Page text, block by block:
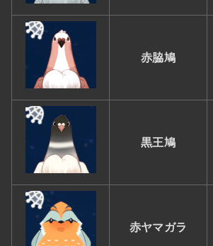
赤脇鳩
黒王鳩
赤ヤマガラ